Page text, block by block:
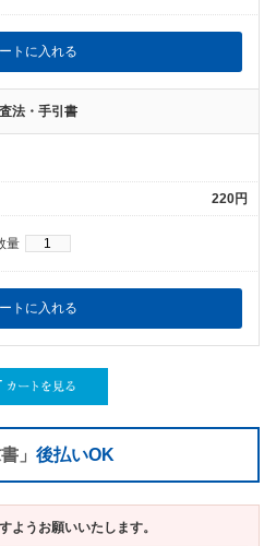
法・手引書
220円
量
」 後払いOK
ようお願いいたします。